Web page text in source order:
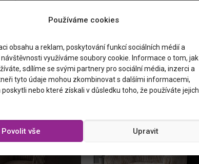
Používáme cookies
obsahu a reklam, poskytování funkcí sociálních médií a
využíváme soubory cookie. Informace o tom, jak
sdílíme se svými partnery pro sociální média, inzerci a
tyto údaje mohou zkombinovat s dalšími informacemi,
poskytli nebo které získali v důsledku toho, že používáte jejich
Povolit vše Upravit
a jemnosti materiálu potah snadno nasadíte i sundáte –
obývacího pokoje.
výrobce seženete v oblíbených žíhaných variantách,
, kterou ocení především majitelé koček. Více o
před kočičími drápky.